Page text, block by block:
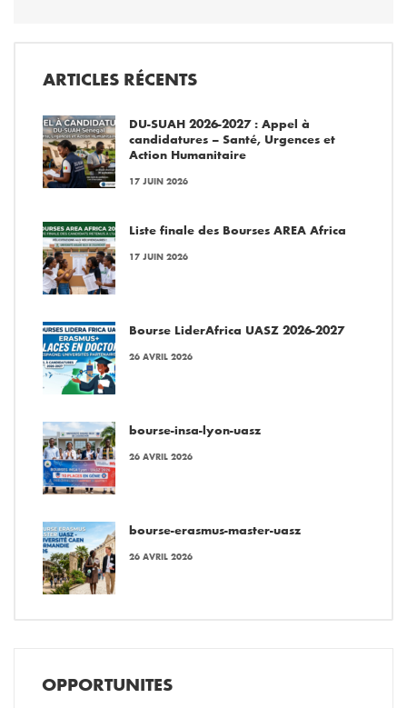
ARTICLES RÉCENTS
DU-SUAH 2026-2027 : Appel à
candidatures – Santé, Urgences et
Action Humanitaire
17 JUIN 2026
Liste finale des Bourses AREA Africa
17 JUIN 2026
Bourse LiderAfrica UASZ 2026-2027
26 AVRIL 2026
bourse-insa-lyon-uasz
26 AVRIL 2026
bourse-erasmus-master-uasz
26 AVRIL 2026
OPPORTUNITES